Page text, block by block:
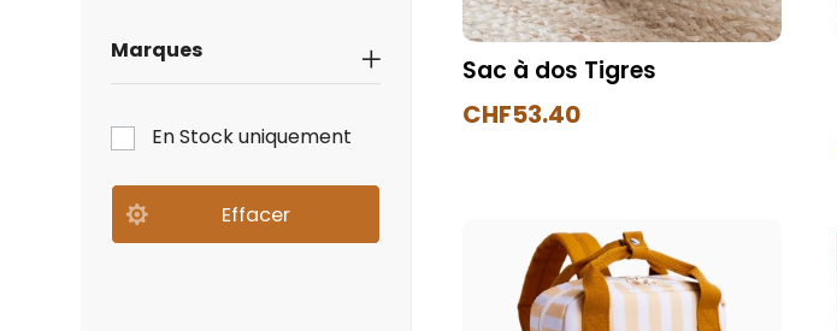
Marques
En Stock uniquement
Sac à dos Tigres
CHF53.40